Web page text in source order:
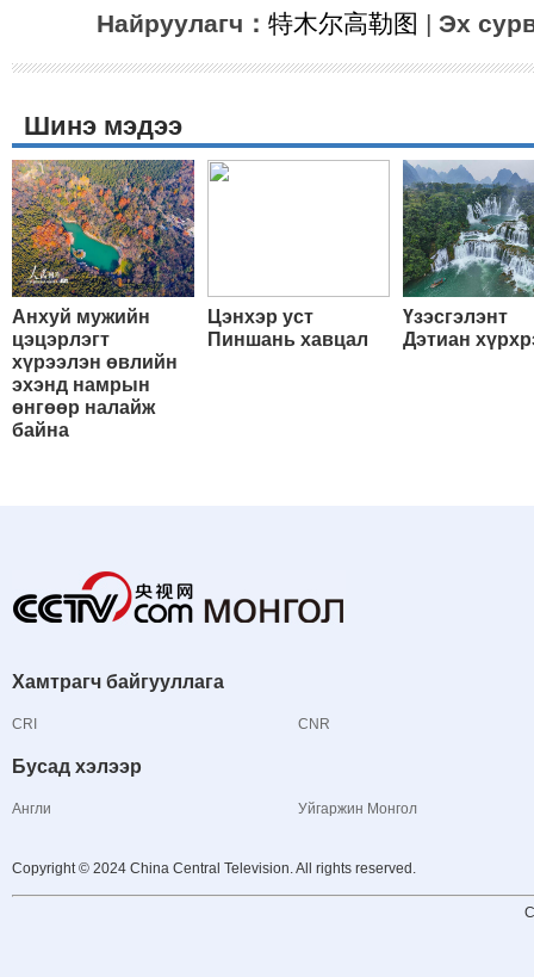
Найруулагч： 特木尔高勒图 | Эх
Шинэ мэдээ
Анхуй мужийн
цэцэрлэгт
хүрээлэн өвлийн
эхэнд намрын
өнгөөр налайж
байна
Цэнхэр уст
Пиншань хавцал
Үзэсгэлэнт
Дэтиан
Хамтрагч байгууллага
CRI CNR
Бусад хэлээр
Англи Уйгаржин Монгол
Copyright © 2024 China Central Television. All rights reserved.